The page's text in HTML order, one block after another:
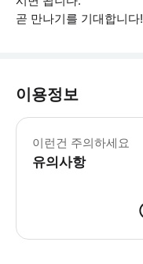
곧 만나기를 기대합니다!
이용정보
이런건 주의하세요
유의사항